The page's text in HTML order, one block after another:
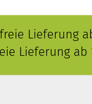
Lieferung
Lieferung ab